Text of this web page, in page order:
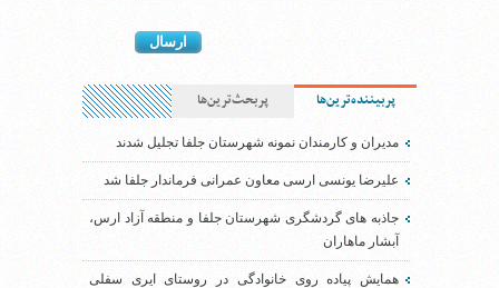
پربیننده‌ترین‌ها پربحث‌ترین‌ها
مدیران و کارمندان نمونه شهرستان جلفا تجلیل شدند
علیرضا یونسی ارسی معاون عمرانی فرماندار جلفا شد
جاذبه های گردشگری شهرستان جلفا و منطقه آزاد ارس،
آبشار ماهاران
همایش پیاده روی خانوادگی در روستای ایری سفلی